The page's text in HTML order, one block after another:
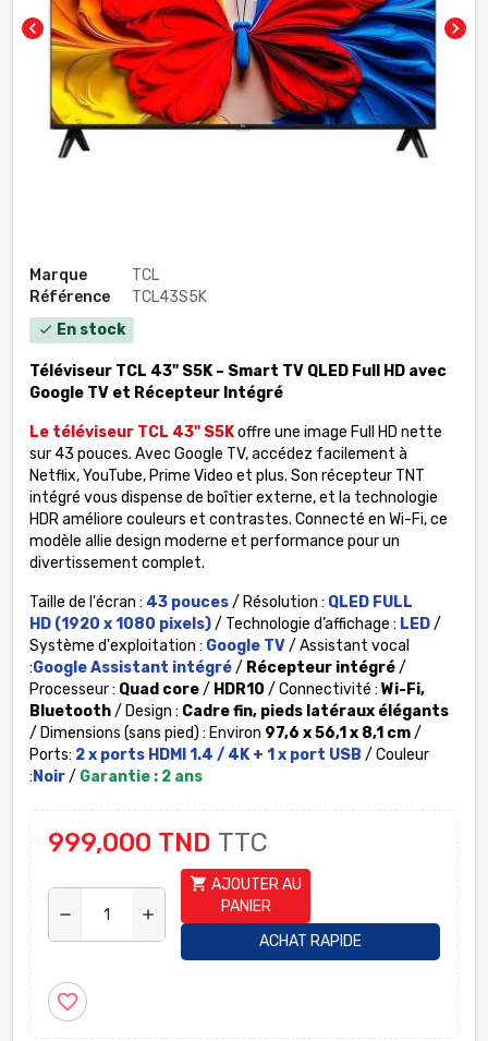
chevron_left chevron_right
Marque
TCL
Référence
TCL43S5K
check En stock
Téléviseur TCL 43" S5K – Smart TV QLED Full HD avec
Google TV et Récepteur Intégré
Le téléviseur TCL 43" S5Koffre une image Full HD nette
sur 43 pouces. Avec Google TV, accédez facilement à
Netflix, YouTube, Prime Video et plus. Son récepteur TNT
intégré vous dispense de boîtier externe, et la technologie
HDR améliore couleurs et contrastes. Connecté en Wi-Fi, ce
modèle allie design moderne et performance pour un
divertissement complet.
Taille de l'écran : 43 pouces/ Résolution : QLED FULL
HD (1920 x 1080 pixels)/ Technologie d’affichage : LED/
Système d'exploitation : Google TV/ Assistant vocal
:Google Assistant intégré/ Récepteur intégré/
Processeur : Quad core/ HDR10 / Connectivité : Wi-Fi,
Bluetooth/ Design : Cadre fin, pieds latéraux élégants
/ Dimensions (sans pied) : Environ 97,6 x 56,1 x 8,1 cm/
Ports: 2 x ports HDMI 1.4 / 4K + 1 x port USB / Couleur
: Noir/ Garantie : 2 ans
999,000 TND TTC
remove add
shopping_cart AJOUTER AU
PANIER
ACHAT RAPIDE
favorite_border